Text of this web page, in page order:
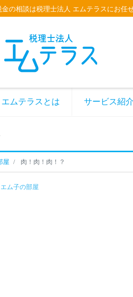
の相談は税理士法人 エムテラスにお任
エムテラスとは サービス紹介
屋 肉！肉！肉！？
エム子の部屋